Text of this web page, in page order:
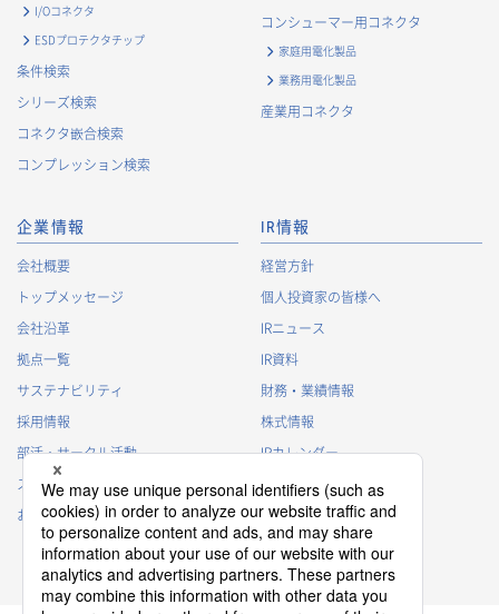
・
契約の履行または事業上必要な取引先情報の管理のため
・
当社事業および取引に関するアンケート調査等への協力依
・
官公庁・各種業界団体等への報告・届出のため
採用応募者に関する個人情報
・
採用選考のため
・
当社における採用業務管理のため
・
その他、法令の定め、または法的権限のある当局の法令に
基づく命令・指導等に従った対応
退職者から取得した個人情報
・
退職後の連絡
・
その他、法令の定め、または法的権限のある当局の法令に
基づく命令・指導等に従った対応
3. 個人情報の第三者提供について
当社は、以下の場合を除き、個人情報を第三者に提供すること
I/Oコネクタ
ESDプロテクタチップ
条件検索
シリーズ検索
コネクタ嵌合検索
コンプレッション検索
コンシューマー用コネクタ
家庭用電化製品
業務用電化製品
産業用コネクタ
企業情報
会社概要
トップメッセージ
会社沿革
拠点一覧
サステナビリティ
採用情報
部活・サークル活動
スポンサー活動
お問い合わせ
IR情報
経営方針
個人投資家の皆様へ
IRニュース
IR資料
財務・業績情報
株式情報
IRカレンダー
IRに関するよくあるご質問
IRポリシー
免責事項